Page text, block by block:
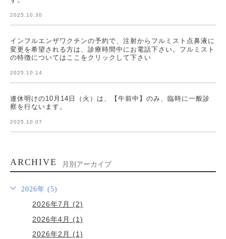
2025.10.30
インフルエンザワクチンの予約で、注射からフルミスト点鼻液に
変更を希望される方は、診療時間中にお電話下さい。フルミスト
の特徴についてはここをクリックして下さい
2025.10.14
連休明けの10月14日（火）は、【午前中】のみ、臨時に一般診
察を行ないます。
2025.10.07
ARCHIVE 月別アーカイブ
2026年 (5)
2026年7月 (2)
2026年4月 (1)
2026年2月 (1)